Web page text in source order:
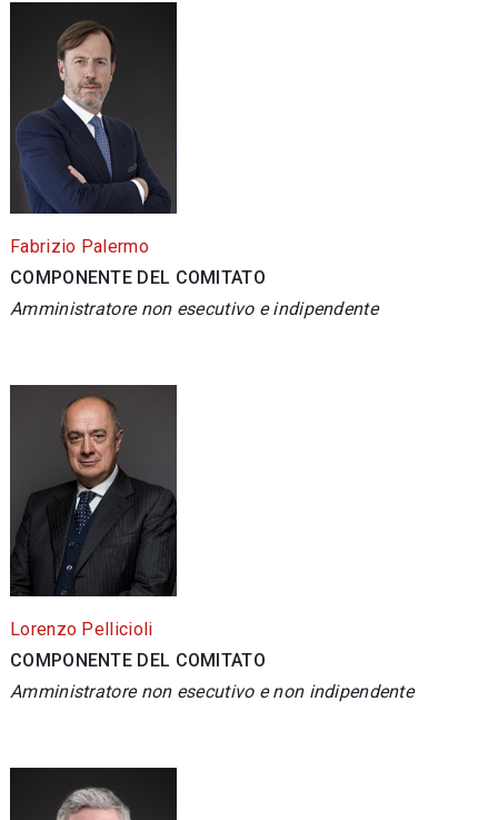
Fabrizio Palermo
COMPONENTE DEL COMITATO
Amministratore non esecutivo e indipendente
Lorenzo Pellicioli
COMPONENTE DEL COMITATO
Amministratore non esecutivo e non indipendente